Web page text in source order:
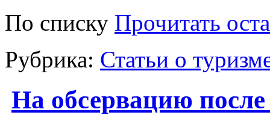
По списку Прочитать
Рубрика: Статьи о
На обсервацию после